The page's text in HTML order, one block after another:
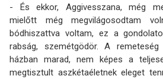
- És ekkor, Aggivesszana, még
mielőtt még megvilágosodtam
bódhiszattva voltam, ez a
rabság, szemét­gödör. A
házban marad, nem képes a
megtisztult aszkétaéletnek eleget